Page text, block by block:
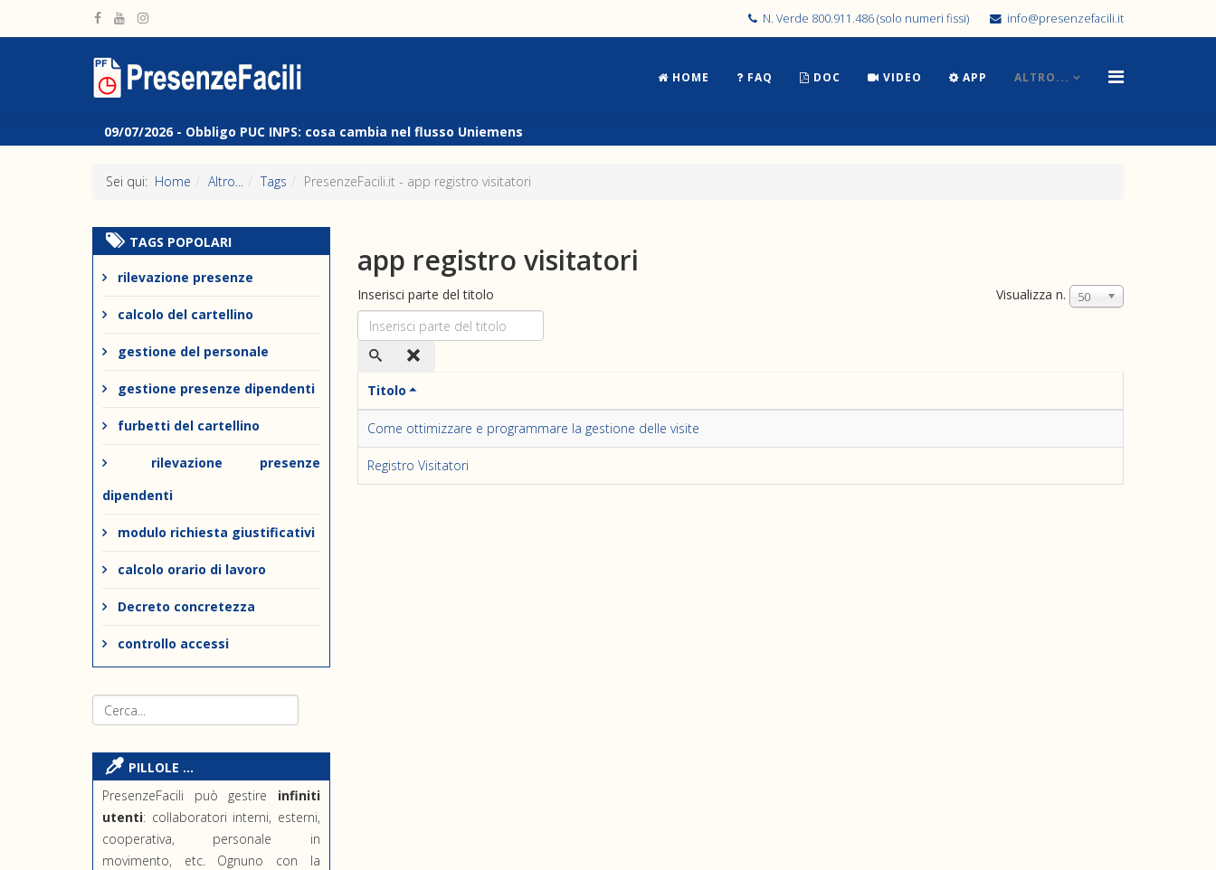
N. Verde 800.911.486 (solo numeri fissi) info@presenzefacili.it
HOME FAQ DOC VIDEO APP ALTRO...
09/07/2026 - Obbligo PUC INPS: cosa cambia nel flusso Uniemens
Sei qui: Home Altro... Tags PresenzeFacili.it - app registro visitatori
TAGS POPOLARI
rilevazione presenze
calcolo del cartellino
gestione del personale
gestione presenze dipendenti
furbetti del cartellino
rilevazione presenze
dipendenti
modulo richiesta giustificativi
calcolo orario di lavoro
Decreto concretezza
controllo accessi
PILLOLE ...
PresenzeFacili può gestire infiniti
utenti: collaboratori interni, esterni,
cooperativa, personale in
movimento, etc. Ognuno con la
app registro visitatori
Inserisci parte del titolo Visualizza n. 50
Titolo
Come ottimizzare e programmare la gestione delle visite
Registro Visitatori